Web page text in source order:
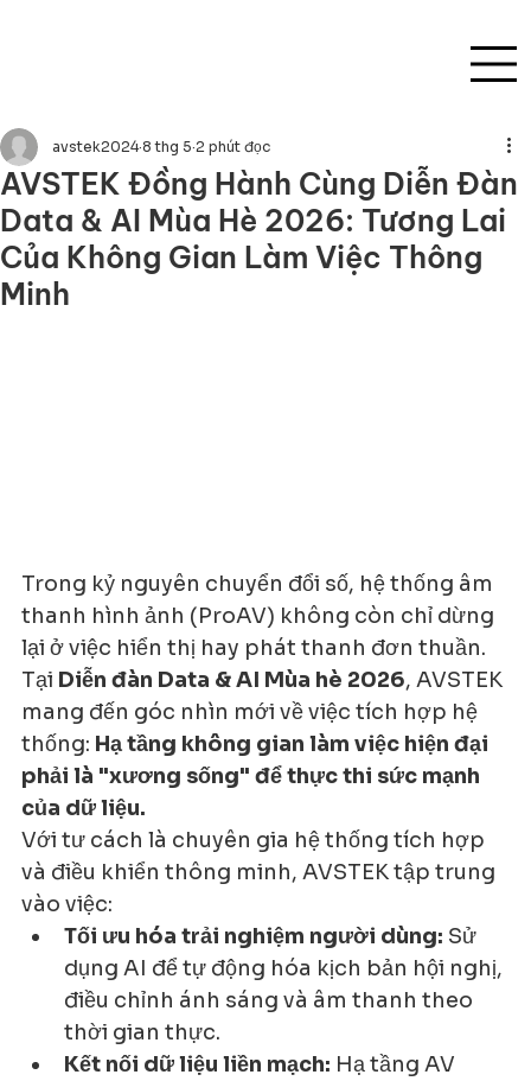
AVSTEK Đồng Hành Cùng Diễn Đàn
Data & AI Mùa Hè 2026: Tương Lai
Của Không Gian Làm Việc Thông
Minh
avstek2024 8 thg 5 2 phút đọc
Trong kỷ nguyên chuyển đổi số, hệ thống âm
thanh hình ảnh (ProAV) không còn chỉ dừng
lại ở việc hiển thị hay phát thanh đơn thuần.
Tại Diễn đàn Data & AI Mùa hè 2026, AVSTEK
mang đến góc nhìn mới về việc tích hợp hệ
thống: Hạ tầng không gian làm việc hiện đại
phải là "xương sống" để thực thi sức mạnh
của dữ liệu.
Với tư cách là chuyên gia hệ thống tích hợp
và điều khiển thông minh, AVSTEK tập trung
vào việc:
Tối ưu hóa trải nghiệm người dùng: Sử
dụng AI để tự động hóa kịch bản hội nghị,
điều chỉnh ánh sáng và âm thanh theo
thời gian thực.
Kết nối dữ liệu liền mạch: Hạ tầng AV